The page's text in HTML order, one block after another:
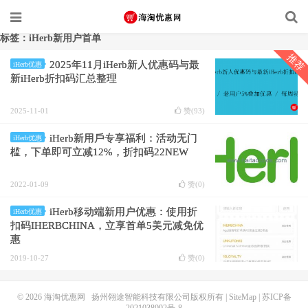
标签：iHerb新用户首单
iHerb优惠
2025年11月iHerb新人优惠码与最
新iHerb折扣码汇总整理
推荐
2025-11-01 赞(93)
iHerb优惠
iHerb新用戶专享福利：活动无门
槛，下单即可立减12%，折扣码22NEW
2022-01-09 赞(0)
iHerb优惠
iHerb移动端新用户优惠：使用折
扣码IHERBCHINA，立享首单5美元减免优
惠
2019-10-27 赞(0)
© 2026 海淘优惠网 扬州翎途智能科技有限公司版权所有 | SiteMap| 苏ICP备